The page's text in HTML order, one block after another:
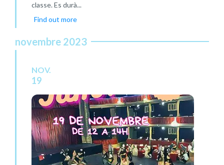
classe. Es durà...
Find out more
novembre 2023
NOV.
19